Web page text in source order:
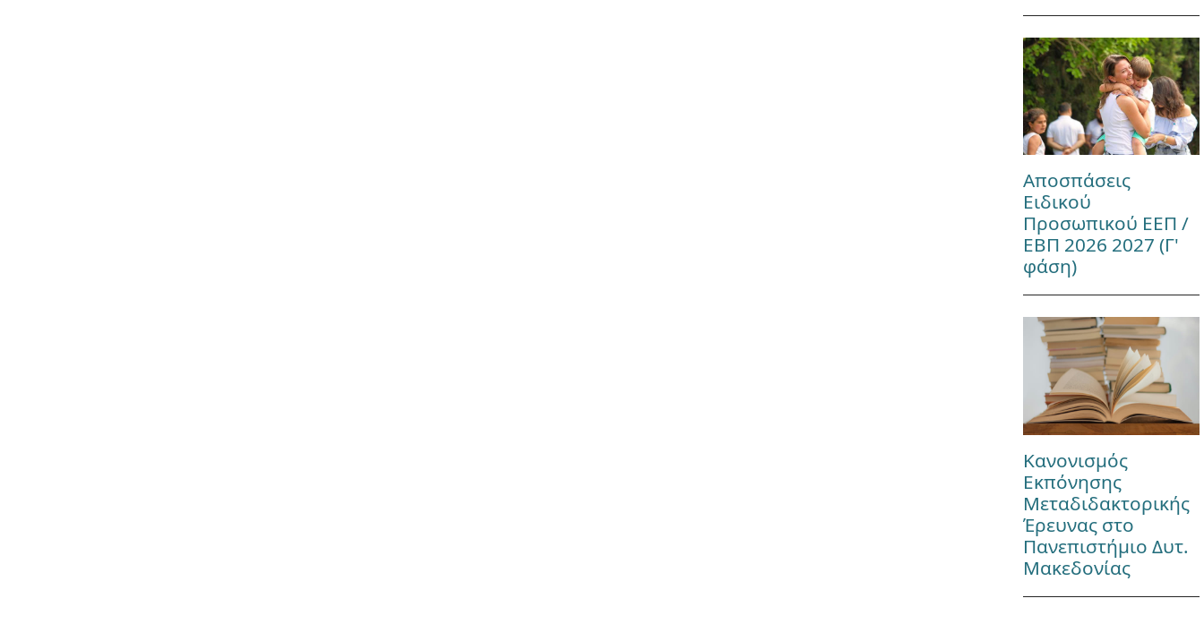
Αποσπάσεις
Ειδικού
Προσωπικού ΕΕΠ /
ΕΒΠ 2026 2027 (Γ'
φάση)
Κανονισμός
Εκπόνησης
Μεταδιδακτορικής
Έρευνας στο
Πανεπιστήμιο Δυτ.
Μακεδονίας